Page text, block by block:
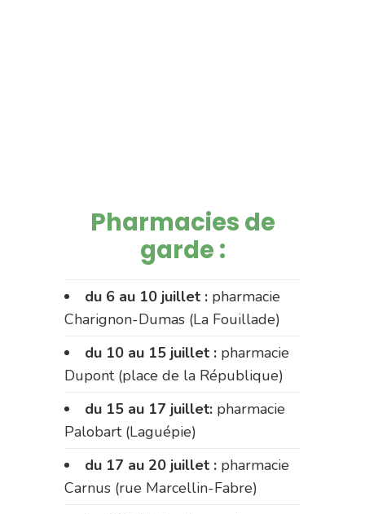
Pharmacies de
garde :
du 6 au 10 juillet : pharmacie
Charignon-Dumas (La Fouillade)
du 10 au 15 juillet : pharmacie
Dupont (place de la République)
du 15 au 17 juillet: pharmacie
Palobart (Laguépie)
du 17 au 20 juillet : pharmacie
Carnus (rue Marcellin-Fabre)